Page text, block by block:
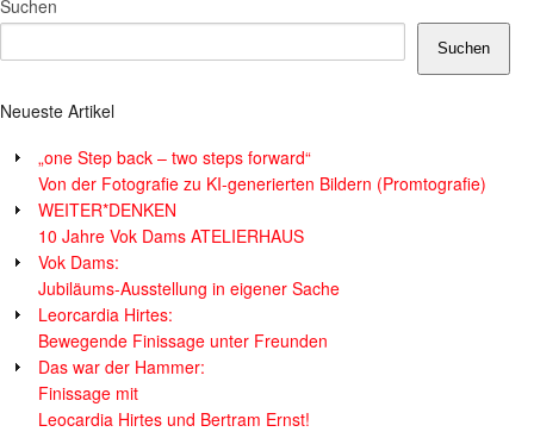
Suchen
Suchen
Neueste Artikel
„one Step back – two steps forward“
Von der Fotografie zu KI-generierten Bildern (Promtografie)
WEITER*DENKEN
10 Jahre Vok Dams ATELIERHAUS
Vok Dams:
Jubiläums-Ausstellung in eigener Sache
Leorcardia Hirtes:
Bewegende Finissage unter Freunden
Das war der Hammer:
Finissage mit
Leocardia Hirtes und Bertram Ernst!